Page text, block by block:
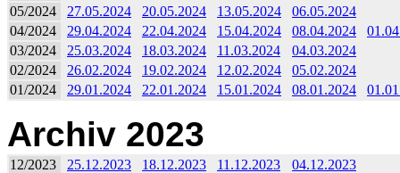
05/2024
27.05.2024 20.05.2024 13.05.2024
06.05.2024
04/2024
29.04.2024 22.04.2024 15.04.2024 08.04.2024
03/2024
25.03.2024 18.03.2024 11.03.2024
04.03.2024
02/2024
26.02.2024 19.02.2024 12.02.2024
05.02.2024
01/2024
29.01.2024 22.01.2024 15.01.2024 08.01.2024
Archiv 2023
12/2023 25.12.2023 18.12.2023 11.12.2023
04.12.2023